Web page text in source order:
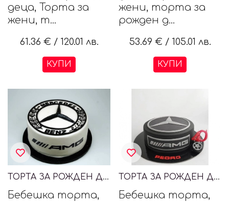
деца, Торта за
жени, т...
61.36 € / 120.01 лв.
КУПИ
жени, торта за
рожден д...
53.69 € / 105.01 лв.
КУПИ
ТОРТА ЗА РОЖДЕН ДЕН MERCEDES AMG
Бебешка торта,
ТОРТА ЗА РОЖДЕН ДЕН MERCEDES AMG
Бебешка торта,